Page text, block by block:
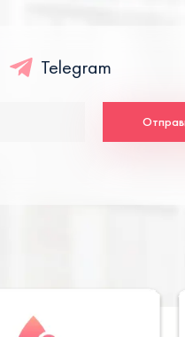
Telegram